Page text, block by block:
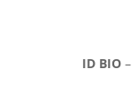
ID BIO–